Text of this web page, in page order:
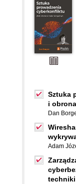
Sztuka
i
Dan
Adam